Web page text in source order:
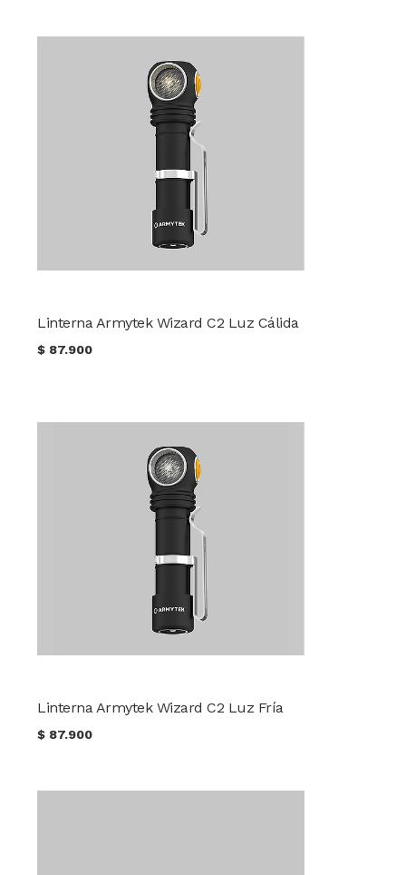
Linterna Armytek Wizard C2 Luz Cálida
$ 87.900
Linterna Armytek Wizard C2 Luz Fría
$ 87.900